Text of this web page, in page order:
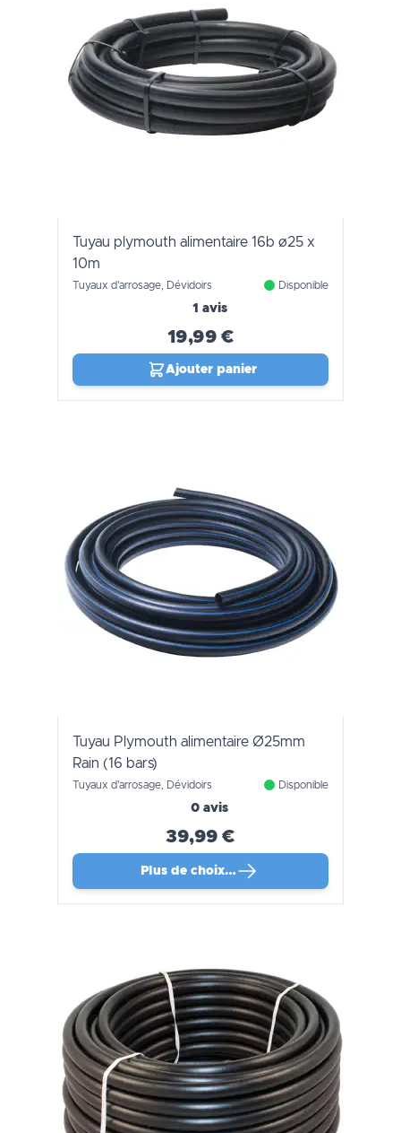
Tuyau plymouth alimentaire 16b ø25 x
10m
Tuyaux d'arrosage, Dévidoirs Disponible
1 avis
19,99 €
Ajouter panier
Tuyau Plymouth alimentaire Ø25mm
Rain (16 bars)
Tuyaux d'arrosage, Dévidoirs Disponible
0 avis
39,99 €
Plus de choix…